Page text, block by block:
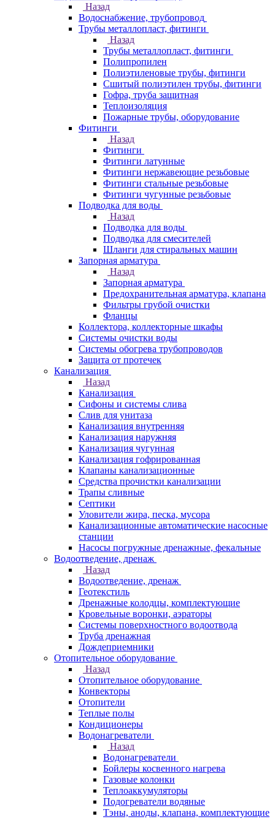
Назад
Водоснабжение, трубопровод
Трубы металлопласт, фитинги
Назад
Трубы металлопласт, фитинги
Полипропилен
Полиэтиленовые трубы, фитинги
Сшитый полиэтилен трубы, фитинги
Гофра, труба защитная
Теплоизоляция
Пожарные трубы, оборудование
Фитинги
Назад
Фитинги
Фитинги латунные
Фитинги нержавеющие резьбовые
Фитинги стальные резьбовые
Фитинги чугунные резьбовые
Подводка для воды
Назад
Подводка для воды
Подводка для смесителей
Шланги для стиральных машин
Запорная арматура
Назад
Запорная арматура
Предохранительная арматура, клапана
Фильтры грубой очистки
Фланцы
Коллектора, коллекторные шкафы
Системы очистки воды
Системы обогрева трубопроводов
Защита от протечек
Канализация
Назад
Канализация
Сифоны и системы слива
Слив для унитаза
Канализация внутренняя
Канализация наружняя
Канализация чугунная
Канализация гофрированная
Клапаны канализационные
Средства прочистки канализации
Трапы сливные
Септики
Уловители жира, песка, мусора
Канализационные автоматические насосные
станции
Насосы погружные дренажные, фекальные
Водоотведение, дренаж
Назад
Водоотведение, дренаж
Геотекстиль
Дренажные колодцы, комплектующие
Кровельные воронки, аэраторы
Системы поверхностного водоотвода
Труба дренажная
Дождеприемники
Отопительное оборудование
Назад
Отопительное оборудование
Конвекторы
Отопители
Теплые полы
Кондиционеры
Водонагреватели
Назад
Водонагреватели
Бойлеры косвенного нагрева
Газовые колонки
Теплоаккумуляторы
Подогреватели водяные
Тэны, аноды, клапана, комплектующие